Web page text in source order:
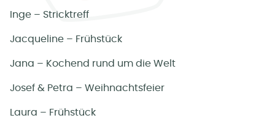
Inge – Stricktreff
Jacqueline – Frühstück
Jana – Kochend rund um die Welt
Josef & Petra – Weihnachtsfeier
Laura – Frühstück